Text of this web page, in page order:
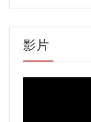
影片